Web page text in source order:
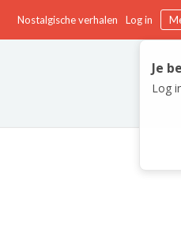
Nostalgische verhalen Log in
Je
Log